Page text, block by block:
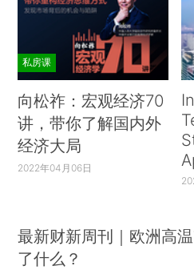
私房课
向松祚：宏观经济70
讲，带你了解国内外
经济大局
2022年04月06日
最新财新周刊｜欧洲高
了什么？